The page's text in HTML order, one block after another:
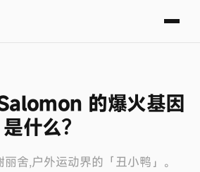
的爆火基因
是什么？
舍,户外运动界的「丑小鸭」。